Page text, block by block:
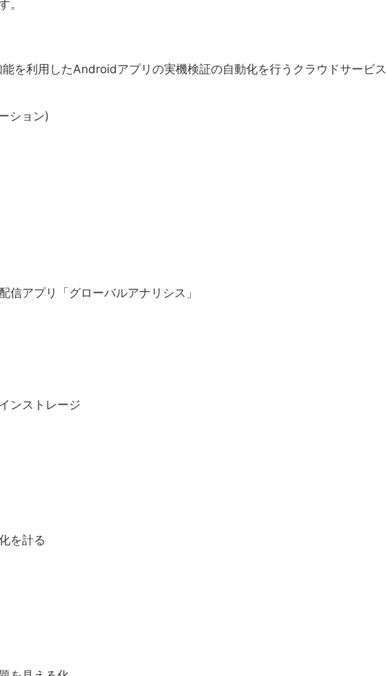
。
を利用したAndroidアプリの実機検証の自動化を行うクラウドサービス
ション)
信アプリ「グローバルアナリシス」
ンストレージ
を計る